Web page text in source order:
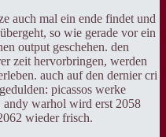
auch mal ein ende findet und
so wie gerade vor ein
output geschehen. den
zeit hervorbringen, werden
auch auf den dernier cri
picassos werke
andy warhol wird erst 2058
wieder frisch.